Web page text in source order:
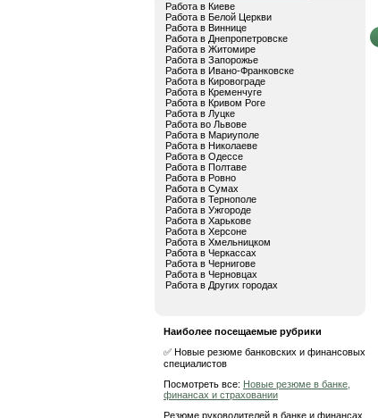
Работа в Киеве
Работа в Белой Церкви
Работа в Виннице
Работа в Днепропетровске
Работа в Житомире
Работа в Запорожье
Работа в Ивано-Франковске
Работа в Кировограде
Работа в Кременчуге
Работа в Кривом Роге
Работа в Луцке
Работа во Львове
Работа в Мариуполе
Работа в Николаеве
Работа в Одессе
Работа в Полтаве
Работа в Ровно
Работа в Сумах
Работа в Тернополе
Работа в Ужгороде
Работа в Харькове
Работа в Херсоне
Работа в Хмельницком
Работа в Черкассах
Работа в Чернигове
Работа в Черновцах
Работа в Других городах
Наиболее посещаемые рубрики
✅ Новые резюме банковских и финансовых
специалистов
Посмотреть все: Новые резюме в банке,
финансах и страховании
Резюме руководителей в банке и финансах